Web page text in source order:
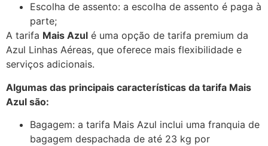
Escolha de assento: a escolha de assento é paga à
parte;
A tarifa Mais Azul é uma opção de tarifa premium da
Azul Linhas Aéreas, que oferece mais flexibilidade e
serviços adicionais.
Algumas das principais características da tarifa Mais
Azul são:
Bagagem: a tarifa Mais Azul inclui uma franquia de
bagagem despachada de até 23 kg por